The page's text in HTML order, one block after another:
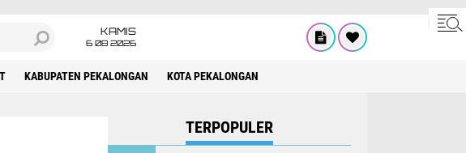
KAMIS
6 08 2026
KABUPATEN PEKALONGAN KOTA PEKALONGAN
TERPOPULER